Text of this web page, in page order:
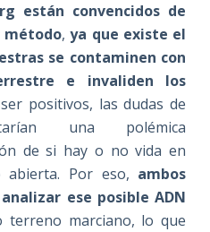
están convencidos de
método,ya que existe el
se contaminen con
e invaliden los
positivos, las dudas de
una polémica
de si hay o no vida en
abierta. Por eso, ambos
ese posible ADN
marciano, lo que